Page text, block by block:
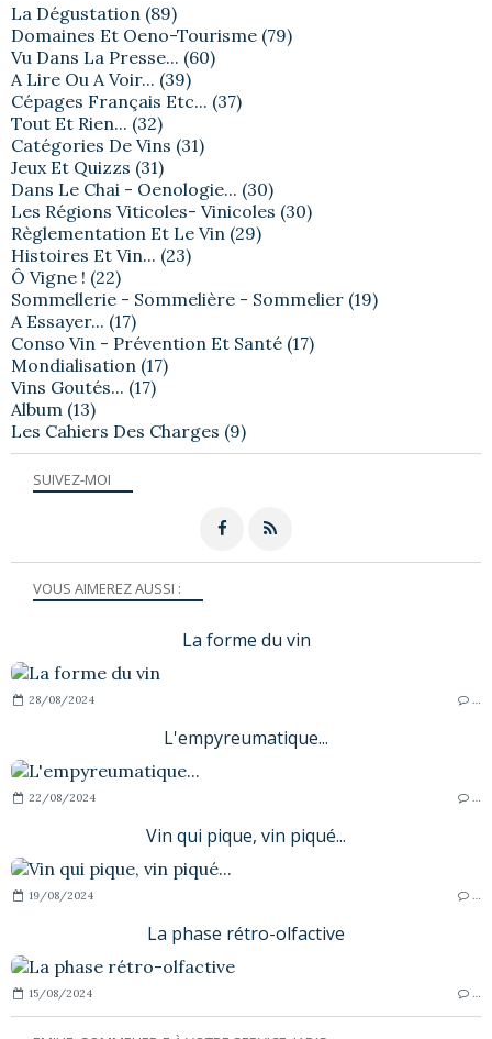
SUIVEZ-MOI
VOUS AIMEREZ AUSSI :
La forme du vin
28/08/2024
L'empyreumatique...
22/08/2024
Vin qui pique, vin piqué...
19/08/2024
La phase rétro-olfactive
15/08/2024
La Dégustation (89)
Domaines Et Oeno-Tourisme (79)
Vu Dans La Presse... (60)
A Lire Ou A Voir... (39)
Cépages Français Etc... (37)
Tout Et Rien... (32)
Catégories De Vins (31)
Jeux Et Quizzs (31)
Dans Le Chai - Oenologie... (30)
Les Régions Viticoles- Vinicoles (30)
Règlementation Et Le Vin (29)
Histoires Et Vin... (23)
Ô Vigne ! (22)
Sommellerie - Sommelière - Sommelier (19)
A Essayer... (17)
Conso Vin - Prévention Et Santé (17)
Mondialisation (17)
Vins Goutés... (17)
Album (13)
Les Cahiers Des Charges (9)